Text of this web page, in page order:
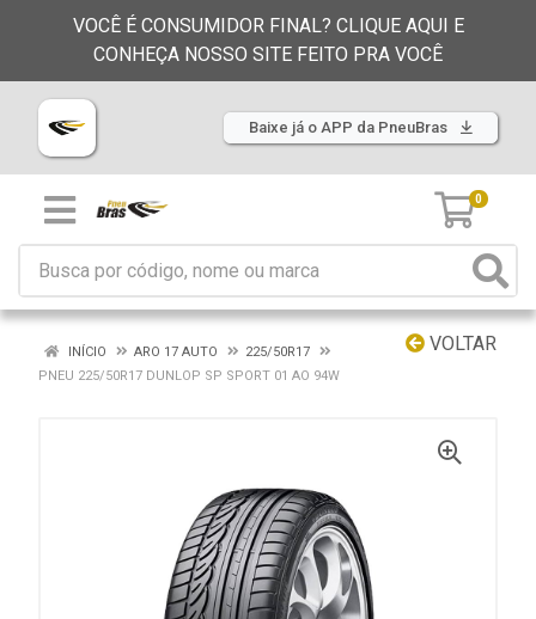
VOCÊ É CONSUMIDOR FINAL? CLIQUE AQUI E
CONHEÇA NOSSO SITE FEITO PRA VOCÊ
Baixe já o APP da PneuBras
0
VOLTAR
INÍCIO ARO 17 AUTO
225/50R17
PNEU 225/50R17 DUNLOP SP SPORT 01 AO 94W